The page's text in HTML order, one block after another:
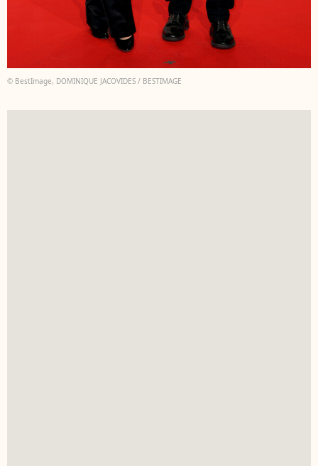
© BestImage, DOMINIQUE JACOVIDES / BESTIMAGE